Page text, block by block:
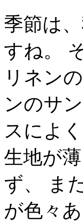
季節は
すね。
リネン
ンのサ
スによ
生地が
ず、 ま
が色々